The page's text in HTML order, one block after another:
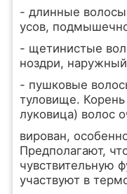
- длинные
усов,
- щетинистые
ноздри,
- пушковые
туловище.
луковица) волос
вирован,
Предполагают,
чувствительную
участвуют в